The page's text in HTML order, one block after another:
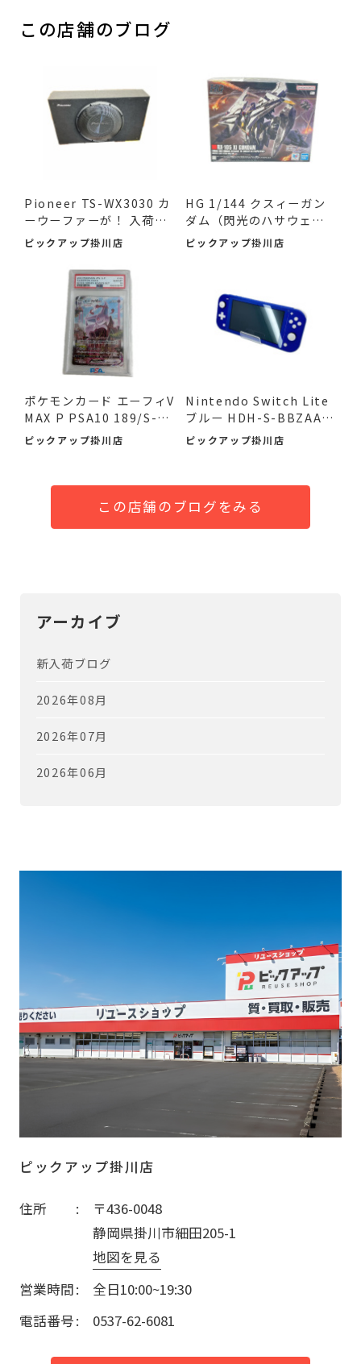
この店舗のブログ
Pioneer TS-WX3030 カ
ーウーファーが！ 入荷し
ました♪
ピックアップ掛川店
HG 1/144 クスィーガン
ダム（閃光のハサウェ
イ）が...
ピックアップ掛川店
ポケモンカード エーフィV
MAX P PSA10 189/S-P
が...
ピックアップ掛川店
Nintendo Switch Lite
ブルー HDH-S-BBZAA
が！ 入...
ピックアップ掛川店
この店舗のブログをみる
アーカイブ
新入荷ブログ
2026年08月
2026年07月
2026年06月
ピックアップ掛川店
住所
〒436-0048
静岡県掛川市細田205-1
地図を見る
営業時間
全日10:00~19:30
電話番号
0537-62-6081